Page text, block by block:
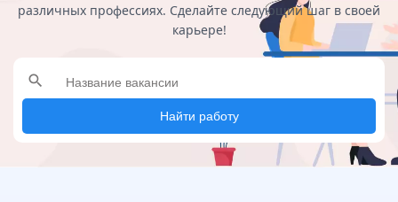
различных профессиях. Сделайте следующий шаг в своей
карьере!
search
Найти работу